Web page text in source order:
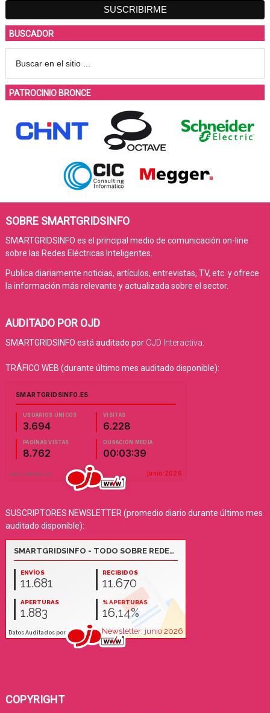
BUSCADOR
PATROCINIO BRONCE
SOBRE SMARTGRIDSINFO
SMARTGRIDSINFO es el principal medio de comunicación on-line
sobre las Redes Eléctricas Inteligentes.
Publica diariamente noticias, artículos, entrevistas, TV, etc. y ofrece
la información más relevante y actualizada sobre el sector.
AUDITADO POR OJD
SMARTGRIDSINFO está auditado por OJD Interactiva
TRÁFICO WEB (durante último mes auditado disponible):
SUSCRIPTORES NEWSLETTER (promedio diario durante último mes
auditado disponible):
COPYRIGHT